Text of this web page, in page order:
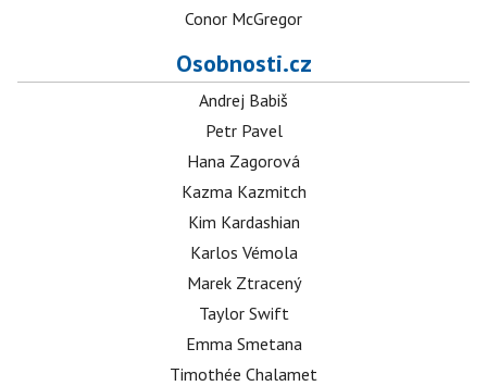
Conor McGregor
Osobnosti.cz
Andrej Babiš
Petr Pavel
Hana Zagorová
Kazma Kazmitch
Kim Kardashian
Karlos Vémola
Marek Ztracený
Taylor Swift
Emma Smetana
Timothée Chalamet